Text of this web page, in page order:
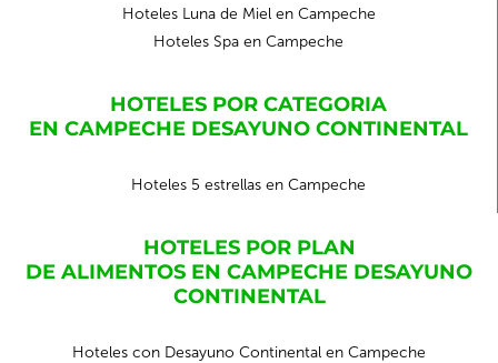
Hoteles Luna de Miel en Campeche
Hoteles Spa en Campeche
HOTELES POR CATEGORIA
EN CAMPECHE DESAYUNO CONTINENTAL
Hoteles 5 estrellas en Campeche
HOTELES POR PLAN
DE ALIMENTOS EN CAMPECHE DESAYUNO
CONTINENTAL
Hoteles con Desayuno Continental en Campeche